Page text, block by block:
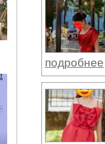
подробнее